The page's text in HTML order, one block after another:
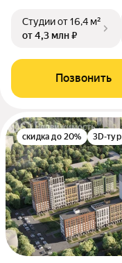
Студииот 16,4 м²
от 4,3 млн ₽
Позвонить
скидка до 20% 3D-тур